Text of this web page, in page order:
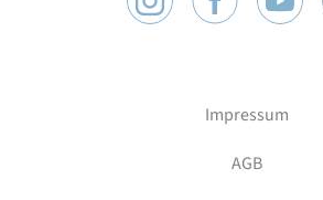
Impressum
AGB